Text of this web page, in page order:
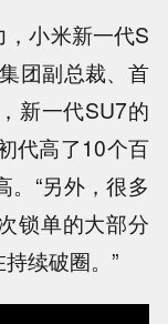
小米新一代S
团副总裁、首
新一代SU7的
代高了10个百
“另外，很多
锁单的大部分
续破圈。”